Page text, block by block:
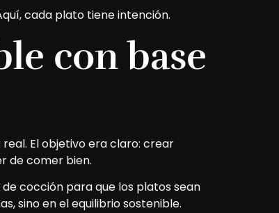
cada plato tiene intención.
con base
El objetivo era claro: crear
de comer bien.
cocción para que los platos sean
sino en el equilibrio sostenible.